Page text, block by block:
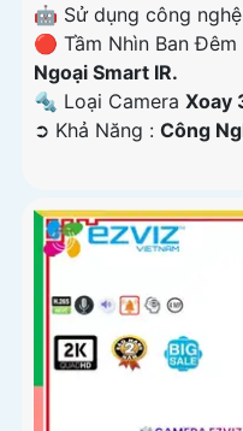
🤖️ Sử dụng công
🔴 Tầm Nhìn Ban Đêm
Ngoại Smart IR.
🔩 Loại Camera Xoay
️➲ Khả Năng : Công